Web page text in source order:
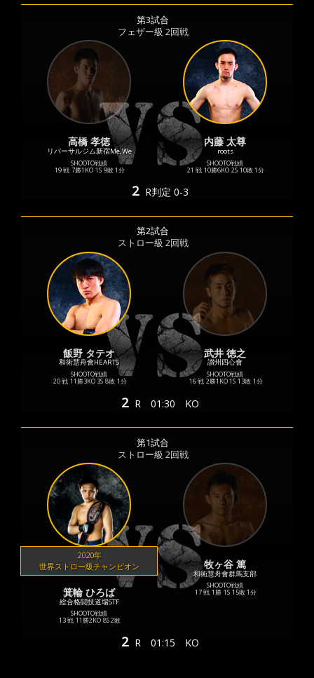
第3試合
フェザー級 2回戦
高橋 孝徳
リバーサルジム新宿Me,We
SHOOTO戦績
19 戦 7勝1KO 1S 9敗 1分
内藤 太尊
roots
SHOOTO戦績
21 戦 10勝6KO 2S 10敗 1分
2 R判定 0-3
第2試合
ストロー級 2回戦
飯野 タテオ
和術慧舟會HEARTS
SHOOTO戦績
20 戦 11勝3KO 3S 8敗 1分
武井 徳之
讃州四心會
SHOOTO戦績
16 戦 2勝1KO 1S 13敗 1分
2 R 01:30 KO
第1試合
ストロー級 2回戦
2020年
世界ストロー級チャンピオン
箕輪 ひろば
総合格闘技道場STF
SHOOTO戦績
13 戦 11勝2KO 8S 2敗
牧ヶ谷 篤
和術慧舟會群馬支部
SHOOTO戦績
17 戦 1勝 1S 15敗 1分
2 R 01:15 KO